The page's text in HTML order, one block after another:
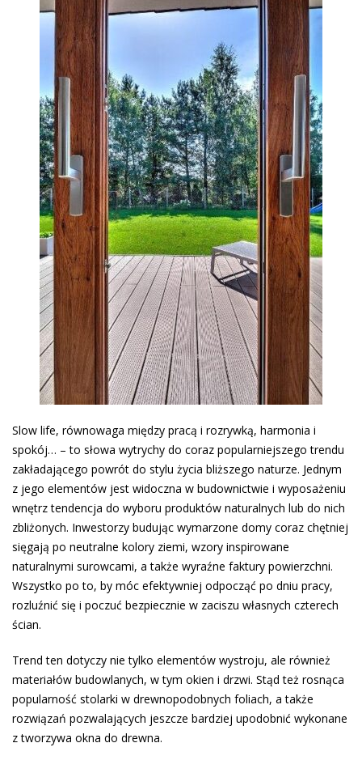
Slow life, równowaga między pracą i rozrywką, harmonia i
spokój… – to słowa wytrychy do coraz popularniejszego trendu
zakładającego powrót do stylu życia bliższego naturze. Jednym
z jego elementów jest widoczna w budownictwie i wyposażeniu
wnętrz tendencja do wyboru produktów naturalnych lub do nich
zbliżonych. Inwestorzy budując wymarzone domy coraz chętniej
sięgają po neutralne kolory ziemi, wzory inspirowane
naturalnymi surowcami, a także wyraźne faktury powierzchni.
Wszystko po to, by móc efektywniej odpocząć po dniu pracy,
rozluźnić się i poczuć bezpiecznie w zaciszu własnych czterech
ścian.
Trend ten dotyczy nie tylko elementów wystroju, ale również
materiałów budowlanych, w tym okien i drzwi. Stąd też rosnąca
popularność stolarki w drewnopodobnych foliach, a także
rozwiązań pozwalających jeszcze bardziej upodobnić wykonane
z tworzywa okna do drewna.